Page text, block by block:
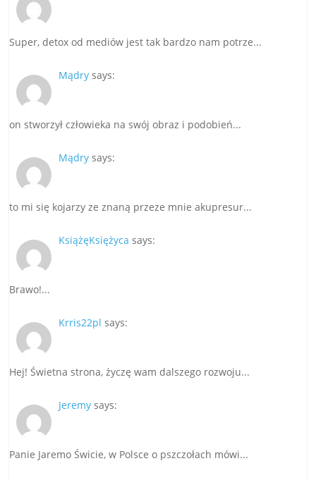
Super, detox od mediów jest tak bardzo nam potrze...
Mądry says:
on stworzył człowieka na swój obraz i podobień...
Mądry says:
to mi się kojarzy ze znaną przeze mnie akupresur...
KsiążęKsiężyca says:
Brawo!...
Krris22pl says:
Hej! Świetna strona, życzę wam dalszego rozwoju...
Jeremy says:
Panie Jaremo Świcie, w Polsce o pszczołach mówi...